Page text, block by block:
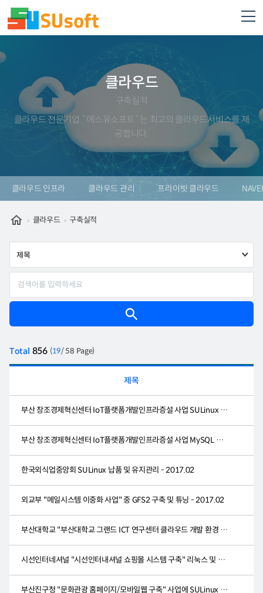
클라우드
구축실적
클라우드 전문기업 `에스유소프트`는 최고의 클라우드서비스를 제
공합니다.
클라우드 인프라 클라우드 관리 프라이빗 클라우드
클라우드 구축실적
Total 856 (19/ 58 Page)
제목
부산 창조경제혁신센터 IoT플랫폼개발인프라증설 사업 SULinux x 31 구축&관리 - 2017.03
부산 창조경제혁신센터 IoT플랫폼개발인프라증설 사업 MySQL 구축&관리 - 2017.03
한국외식업중앙회 SULinux 납품 및 유지관리 - 2017.02
외교부 "메일시스템 이중화 사업" 중 GFS2 구축 및 튜닝 - 2017.02
부산대학교 "부산대학교 그랜드 ICT 연구센터 클라우드 개발 환경 구축" 사업 참여-2016.12
시선인터네셔널 "시선인터내셔널 쇼핑몰 시스템 구축" 리눅스 및 Apache, Tomcat 구축/관리 - 20..
부산진구청 "문화관광 홈페이지/모바일웹 구축" 사업에 SULinux 구축/관리 - 2016.12